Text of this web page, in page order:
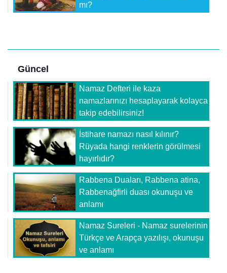
mı?
Güncel
Namaz Defteri ile kaza
namazlarınızı hesaplayarak kolayca
takip edebilirsiniz!
İstihare namazı nasıl kılınır?
Rüyada hangi renklerin görülmesi
hayırlıdır?
Rabbena Duaları, Rabbena atina,
Rabbenağfirli duası okunuşu ve
anlamı
Namaz Sureleri - Namaz surelerinin
Türkçe ve Arapça yazılışı, okunuşu
ve anlamı